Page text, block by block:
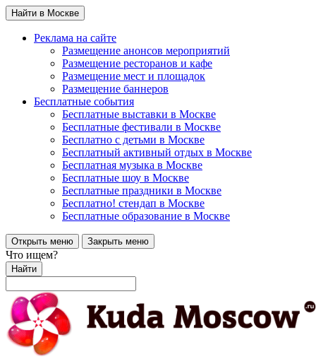
Найти в Москве
Реклама на сайте
Размещение анонсов мероприятий
Размещение ресторанов и кафе
Размещение мест и площадок
Размещение баннеров
Бесплатные события
Бесплатные выставки в Москве
Бесплатные фестивали в Москве
Бесплатно с детьми в Москве
Бесплатный активный отдых в Москве
Бесплатная музыка в Москве
Бесплатные шоу в Москве
Бесплатные праздники в Москве
Бесплатно! стендап в Москве
Бесплатные образование в Москве
Открыть меню Закрыть меню
Что ищем?
Найти